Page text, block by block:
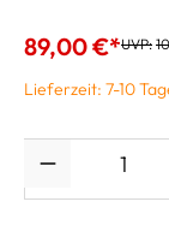
89,00 €*UVP:
Lieferzeit: 7-10